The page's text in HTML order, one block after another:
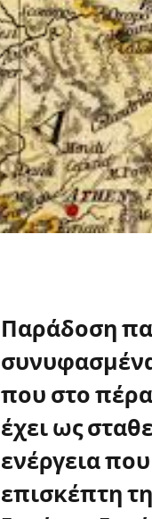
Παράδοση
που στο
έχει ως
ενέργεια
επισκέπτη